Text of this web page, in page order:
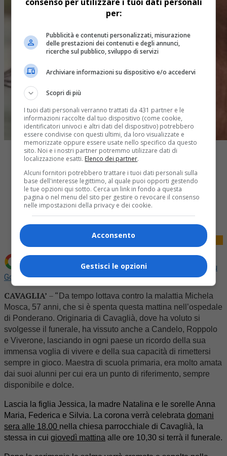
Share
Aggiungi La Provincia di Biella come
Fonte preferita su
Google
CAVAGLIA’ – “ Da tempo lottava contro la malattia Michela
Mosca, 57 anni, che si è spenta questa mattina nell’ospedale
di Ponderano. Originaria di Cavaglià, dove ha voluto si
svolgesse il funerale, ha vissuto anche a Candelo, Roppolo
e Viverone, lasciando in ogni paese un ricordo della sua
immensa voglia di vivere e della sua capacità di rimettersi
sempre in gioco. Maestra di scuola primaria, era molto amata
dai suoi alunni per cui era un punto di riferimento, sempre
disponibile e dolce.
Lascia la figlia Jessica, la madre Natalina e le sorelle Anna
Maria, Federica e Silvia. La corona verrà celebrata domani
sera alle 18.00 nella chiesa parrocchiale di Cavaglià, la
stessa in cui giovedì mattina alle ore 10,30 si terrà il funerale.
per:
Pubblicità e contenuti personalizzati, misurazione
delle prestazioni dei contenuti e degli annunci,
ricerche sul pubblico, sviluppo di servizi
Archiviare informazioni su dispositivo e/o accedervi
Scopri di più
I tuoi dati personali verranno trattati da 431 partner e le
informazioni raccolte dal tuo dispositivo (come cookie,
identificatori univoci e altri dati del dispositivo) potrebbero
essere condivise con questi ultimi, da loro visualizzate e
memorizzate oppure essere usate nello specifico da questo
sito. Noi e i nostri partner potremmo utilizzare dati di
localizzazione esatti. Elenco dei partner.
Alcuni fornitori potrebbero trattare i tuoi dati personali sulla
base dell'interesse legittimo, al quale puoi opporti gestendo
le tue opzioni qui sotto. Cerca un link in fondo a questa
pagina o nel menu del sito per gestire o revocare il consenso
nelle impostazioni della privacy e dei cookie.
Acconsento
Gestisci le opzioni